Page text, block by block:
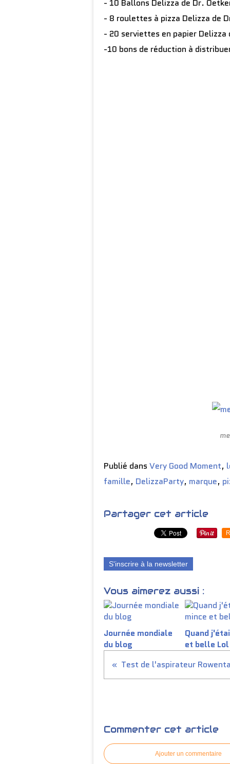
- 10 Ballons Delizza de Dr.
- 8 roulettes à pizza Delizza de
- 20 serviettes en papier Delizza
-10 bons de réduction à
Publié dans Very Good Moment,
famille, DelizzaParty, marque,
Partager cet article
S'inscrire à la newsletter
Vous aimerez aussi :
Journée mondiale
du blog
Quand
et belle Lol
Commenter cet article
Ajouter un commentaire